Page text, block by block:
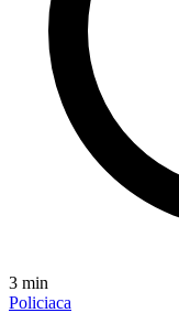
3 min
Policiaca